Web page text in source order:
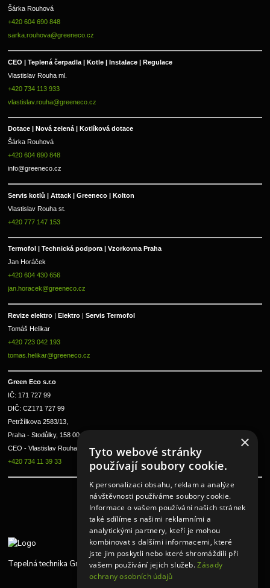
Šárka Rouhová
+420 604 690 848
sarka.rouhova@greeneco.cz
CEO | Teplená čerpadla | Kotle | Instalace | Regulace
Vlastislav Rouha ml.
+420 734 113 933
vlastislav.rouha@greeneco.cz
Dotace | Nová zelená | Kotlíková dotace
Šárka Rouhová
+420 604 690 848
info@greeneco.cz
Servis kotlů | Attack | Greeneco | Kolton
Vlastislav Rouha st.
+420 777 147 153
Termofol | Technická podpora | Vzorkovna Praha
Jan Horáček
+420 604 430 656
jan.horacek@greeneco.cz
Revize elektro | Elektro | Servis Termofol
Tomáš Helikar
+420 723 042 193
tomas.helikar@greeneco.cz
Green Eco s.r.o
IČ: 171 727 99
DIČ: CZ171 727 99
Petržílkova 2583/13,
Praha - Stodůlky, 158 00
CEO - Vlastislav Rouha ml.
+420 734 11 39 33
Tepelná technika Greeneco
×
Tyto webové stránky
používají soubory cookie.
K personalizaci obsahu, reklam a analýze
návštěvnosti používáme soubory cookie.
Informace o vašem používání našich stránek
také sdílíme s našimi reklamními a
analytickými partnery, kteří je mohou
kombinovat s dalšími informacemi, které
jste jim poskytli nebo které shromáždili při
vašem používání jejich služeb.Zásady
ochrany osobních údajů